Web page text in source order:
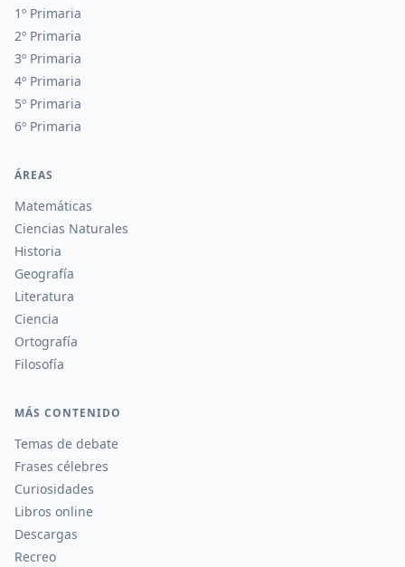
1º Primaria
2º Primaria
3º Primaria
4º Primaria
5º Primaria
6º Primaria
ÁREAS
Matemáticas
Ciencias Naturales
Historia
Geografía
Literatura
Ciencia
Ortografía
Filosofía
MÁS CONTENIDO
Temas de debate
Frases célebres
Curiosidades
Libros online
Descargas
Recreo